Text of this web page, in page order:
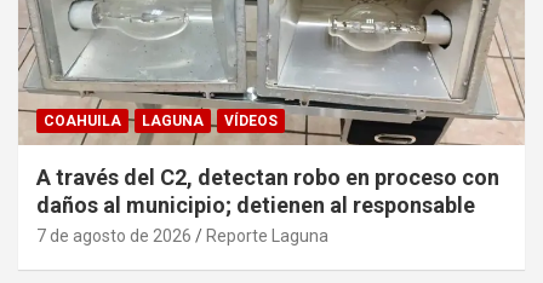
COAHUILA LAGUNA VÍDEOS
A través del C2, detectan robo en proceso con
daños al municipio; detienen al responsable
7 de agosto de 2026 Reporte Laguna